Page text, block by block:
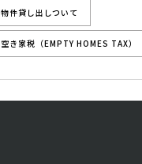
物件貸し出しついて
空き家税（EMPTY HOMES TAX）